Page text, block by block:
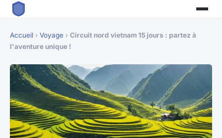
Accueil › Voyage › Circuit nord vietnam 15 jours : partez à
l'aventure unique !